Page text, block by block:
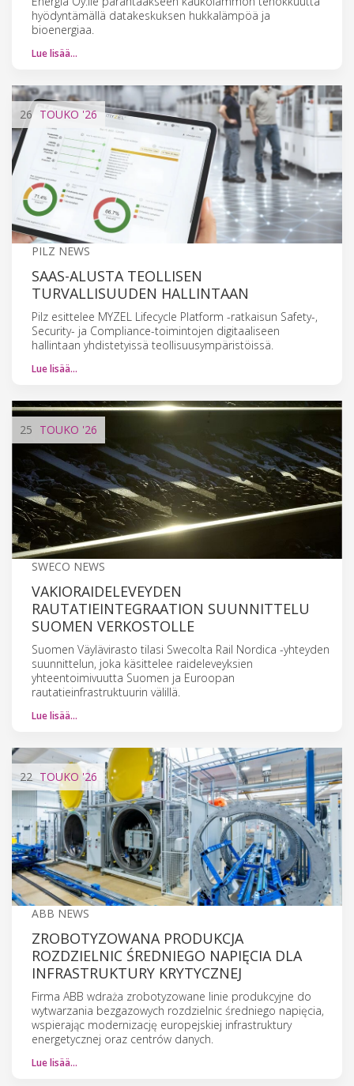
hyödyntämällä datakeskuksen hukkalämpöä ja
bioenergiaa.
Lue lisää…
26 TOUKO'26
PILZ NEWS
SAAS-ALUSTA TEOLLISEN
TURVALLISUUDEN HALLINTAAN
Pilz esittelee MYZEL Lifecycle Platform -ratkaisun Safety-,
Security- ja Compliance-toimintojen digitaaliseen
hallintaan yhdistetyissä teollisuusympäristöissä.
Lue lisää…
25 TOUKO '26
SWECO NEWS
VAKIORAIDELEVEYDEN
RAUTATIEINTEGRAATION SUUNNITTELU
SUOMEN VERKOSTOLLE
Suomen Väylävirasto tilasi Swecolta Rail Nordica -yhteyden
suunnittelun, joka käsittelee raideleveyksien
yhteentoimivuutta Suomen ja Euroopan
rautatieinfrastruktuurin välillä.
Lue lisää…
22 TOUKO'26
ABB NEWS
ZROBOTYZOWANA PRODUKCJA
ROZDZIELNIC ŚREDNIEGO NAPIĘCIA DLA
INFRASTRUKTURY KRYTYCZNEJ
Firma ABB wdraża zrobotyzowane linie produkcyjne do
wytwarzania bezgazowych rozdzielnic średniego napięcia,
wspierając modernizację europejskiej infrastruktury
energetycznej oraz centrów danych.
Lue lisää…